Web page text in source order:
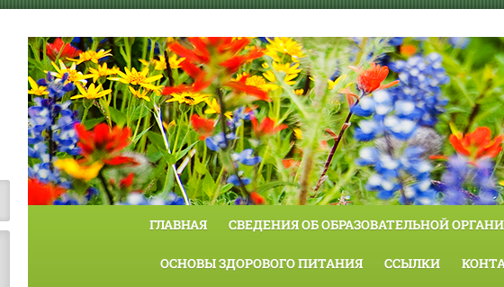
ГЛАВНАЯ СВЕДЕНИЯ ОБ ОБРАЗОВАТЕЛЬНОЙ
ОСНОВЫ ЗДОРОВОГО ПИТАНИЯ ССЫЛКИ